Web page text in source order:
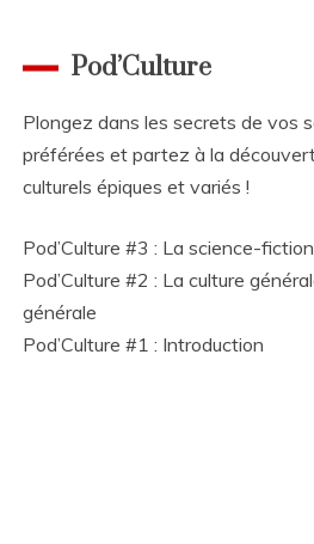
Pod’Culture
Plongez dans les secrets de vos
préférées et partez à la
culturels épiques et variés !
Pod’Culture #3 : La science-fiction
Pod’Culture #2 : La culture
générale
Pod’Culture #1 : Introduction